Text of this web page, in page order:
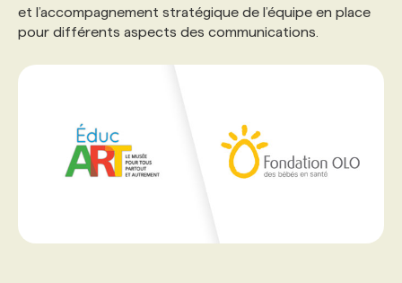
ANNONCEZ AVEC NOUS
et l’accompagnement stratégique de l’équipe en place
pour différents aspects des communications.